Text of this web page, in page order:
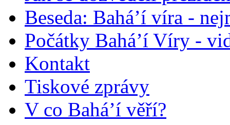
Beseda: Bahá’í víra -
Počátky Bahá’í Víry -
Kontakt
Tiskové zprávy
V co Bahá’í věří?